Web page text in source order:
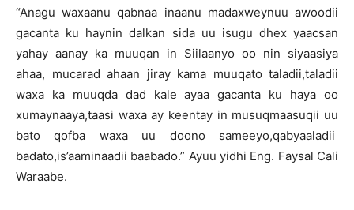
“Anagu waxaanu qabnaa inaanu madaxweynuu awoodii
gacanta ku haynin dalkan sida uu isugu dhex yaacsan
yahay aanay ka muuqan in Siilaanyo oo nin siyaasiya
ahaa, mucarad ahaan jiray kama muuqato taladii,taladii
waxa ka muuqda dad kale ayaa gacanta ku haya oo
xumaynaaya,taasi waxa ay keentay in musuqmaasuqii uu
bato qofba waxa uu doono sameeyo,qabyaaladii
badato,is’aaminaadii baabado.” Ayuu yidhi Eng. Faysal Cali
Waraabe.